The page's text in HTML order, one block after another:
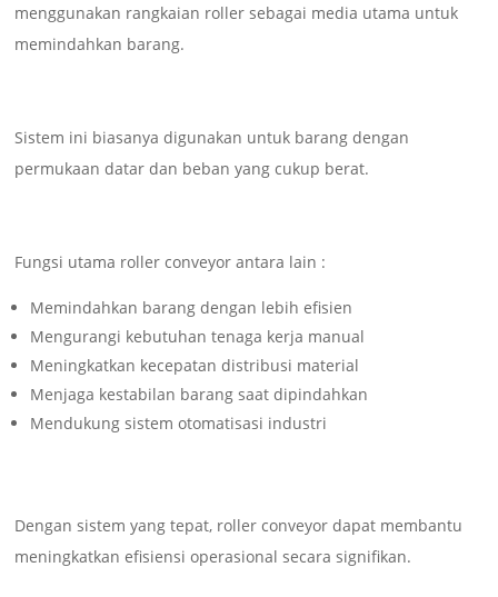
menggunakan rangkaian roller sebagai media utama untuk
memindahkan barang.
Sistem ini biasanya digunakan untuk barang dengan
permukaan datar dan beban yang cukup berat.
Fungsi utama roller conveyor antara lain :
Memindahkan barang dengan lebih efisien
Mengurangi kebutuhan tenaga kerja manual
Meningkatkan kecepatan distribusi material
Menjaga kestabilan barang saat dipindahkan
Mendukung sistem otomatisasi industri
Dengan sistem yang tepat, roller conveyor dapat membantu
meningkatkan efisiensi operasional secara signifikan.